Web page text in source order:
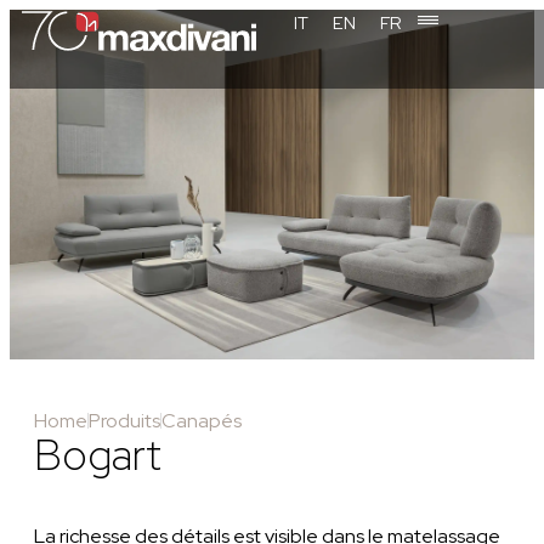
IT EN FR
HomeProduitsCanapés
Bogart
La richesse des détails est visible dans le matelassage